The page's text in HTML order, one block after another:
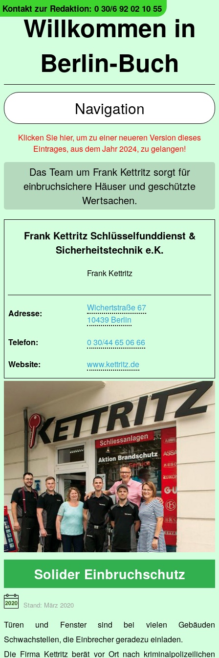
Willkommen in
Berlin-Buch
Kontakt zur Redaktion: 0 30/6 92 02 10 55
Navigation
Klicken Sie hier, um zu einer neueren Version dieses
Eintrages, aus dem Jahr 2024, zu gelangen!
Das Team um Frank Kettritz sorgt für
einbruchsichere Häuser und geschützte
Wertsachen.
Frank Kettritz Schlüsselfunddienst &
Sicherheitstechnik e.K.
Frank Kettritz
Adresse:
Wichertstraße 67
10439 Berlin
Telefon:
0 30/44 65 06 66
Website:
www.kettritz.de
Solider Einbruchschutz
Stand: März 2020
Türen und Fenster sind bei vielen Gebäuden
Schwachstellen, die Einbrecher geradezu einladen.
Die Firma Kettritz berät vor Ort nach kriminalpolizeilichen